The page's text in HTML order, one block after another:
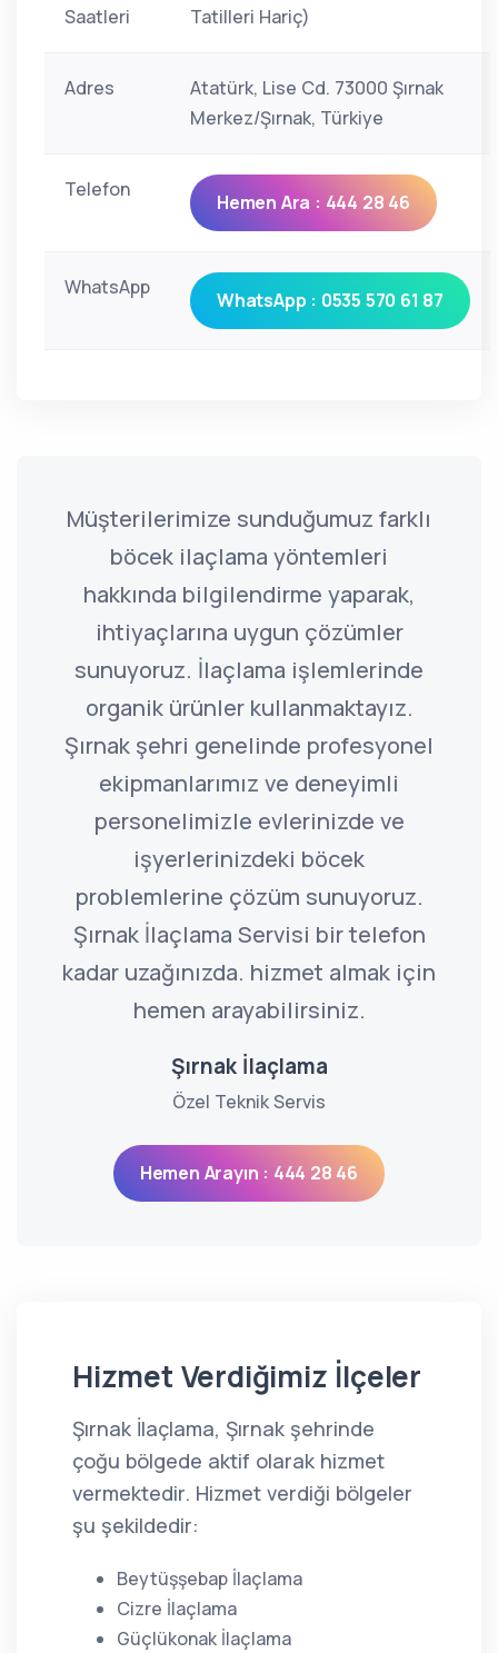
Saatleri
Tatilleri Hariç)
Adres
Atatürk, Lise Cd. 73000 Şırnak
Merkez/Şırnak, Türkiye
Telefon
Hemen Ara : 444 28 46
WhatsApp
WhatsApp : 0535 570 61 87
Müşterilerimize sunduğumuz farklı
böcek ilaçlama yöntemleri
hakkında bilgilendirme yaparak,
ihtiyaçlarına uygun çözümler
sunuyoruz. İlaçlama işlemlerinde
organik ürünler kullanmaktayız.
Şırnak şehri genelinde profesyonel
ekipmanlarımız ve deneyimli
personelimizle evlerinizde ve
işyerlerinizdeki böcek
problemlerine çözüm sunuyoruz.
Şırnak İlaçlama Servisi bir telefon
kadar uzağınızda. hizmet almak için
hemen arayabilirsiniz.
Şırnak İlaçlama
Özel Teknik Servis
Hemen Arayın : 444 28 46
Hizmet Verdiğimiz İlçeler
Şırnak İlaçlama, Şırnak şehrinde
çoğu bölgede aktif olarak hizmet
vermektedir. Hizmet verdiği bölgeler
şu şekildedir:
Beytüşşebap İlaçlama
Cizre İlaçlama
Güçlükonak İlaçlama